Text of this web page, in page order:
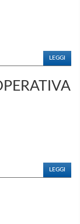
LEGGI
LEGGI